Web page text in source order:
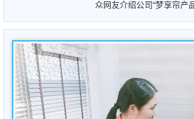
众网友介绍公司"梦享帘产